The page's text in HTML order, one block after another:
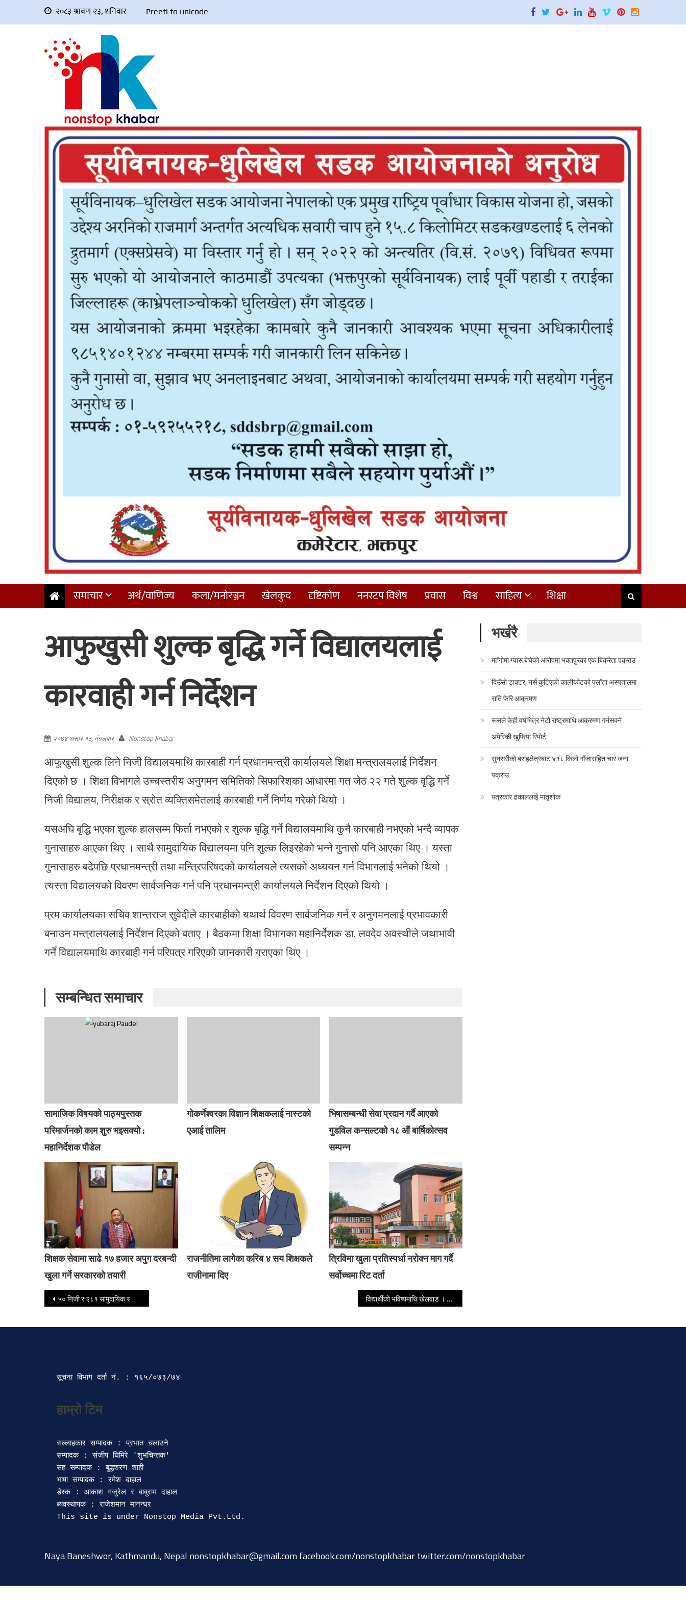
२०८३ श्रावण २३, शनिवार Preeti to unicode
समाचार अर्थ/वाणिज्य कला/मनोरञ्जन खेलकुद दृष्टिकोण ननस्टप विशेष प्रवास विश्व साहित्य शिक्षा
आफुखुसी शुल्क बृद्धि गर्ने विद्यालयलाई
कारवाही गर्न निर्देशन
२०७४ असार १३, मंगलवार Nonstop Khabar
आफूखुसी शुल्क लिने निजी विद्यालयमाथि कारबाही गर्न प्रधानमन्त्री कार्यालयले शिक्षा मन्त्रालयलाई निर्देशन
दिएको छ । शिक्षा विभागले उच्चस्तरीय अनुगमन समितिको सिफारिशका आधारमा गत जेठ २२ गते शुल्क वृद्धि गर्ने
निजी विद्यालय, निरीक्षक र स्रोत व्यक्तिसमेतलाई कारबाही गर्ने निर्णय गरेको थियो ।
यसअघि बृद्धि भएका शुल्क हालसम्म फिर्ता नभएको र शुल्क बृद्धि गर्ने विद्यालयमाथि कुनै कारबाही नभएको भन्दै व्यापक
गुनासाहरु आएका थिए । साथै सामुदायिक विद्यालयमा पनि शुल्क लिइरहेको भन्ने गुनासो पनि आएका थिए । यस्ता
गुनासाहरु बढेपछि प्रधानमन्त्री तथा मन्त्रिपरिषदको कार्यालयले त्यसको अध्ययन गर्न विभागलाई भनेको थियो ।
त्यस्ता विद्यालयको विवरण सार्वजनिक गर्न पनि प्रधानमन्त्री कार्यालयले निर्देशन दिएको थियो ।
प्रम कार्यालयका सचिव शान्तराज सुवेदीले कारबाहीको यथार्थ विवरण सार्वजनिक गर्न र अनुगमनलाई प्रभावकारी
बनाउन मन्त्रालयलाई निर्देशन दिएको बताए । बैठकमा शिक्षा विभागका महानिर्देशक डा. लवदेव अवस्थीले जथाभावी
गर्ने विद्यालयमाथि कारबाही गर्न परिपत्र गरिएको जानकारी गराएका थिए ।
सम्बन्धित समाचार
सामाजिक विषयको पाठ्यपुस्तक
परिमार्जनको काम शुरु भइसक्यो :
महानिर्देशक पौडेल
गोकर्णेश्वरका विज्ञान शिक्षकलाई नास्टको
एआई तालिम
भिषासम्बन्धी सेवा प्रदान गर्दै आएको
गुडविल कन्सल्टको १८ औं बार्षिकोत्सव
सम्पन्न
शिक्षक सेवामा साढे १७ हजार अपुग दरबन्दी
खुला गर्ने सरकारको तयारी
राजनीतिमा लागेका करिब ४ सय शिक्षकले
राजीनामा दिए
त्रिविमा खुला प्रतिस्पर्धा नरोक्न माग गर्दै
सर्वोच्चमा रिट दर्ता
Post navigation
५० निजी र २८१ सामुदायिक स्कूलको नतिजा शुन्य विद्यार्थीको भविष्यमाथि खेलवाड । परिषदका उपाध्यक्ष भ्रमणमै मस्त
भर्खरै
महँगोमा ग्यास बेचेको आरोपमा भक्तपुरका एक बिक्रेता पक्राउ
दिउँसो डाक्टर, नर्स कुटिएको कालीकोटको पलाँता अस्पतालमा
राति फेरि आक्रमण
रूसले केही वर्षभित्र नेटो राष्ट्रमाथि आक्रमण गर्नसक्ने
अमेरिकी खुफिया रिपोर्ट
सुनसरीको बराहक्षेत्रबाट ४१८ किलो गाँजासहित चार जना
पक्राउ
पत्रकार ढकाललाई मातृशोक
सूचना विभाग दर्ता‍ नं. : १६५/०७३/७४
हाम्रो टिम
सल्लाहकार सम्पादक : प्रभात चलाउने
सम्पादक : संजीप घिमिरे 'शुभचिन्तक'
सह सम्पादक : बुद्धशरण शाही
भाषा सम्पादक : रमेश दाहाल
डेस्क : आकाश गजुरेल र बाबुराम दाहाल
ब्यवस्थापक : राजेशमान मानन्धर
Naya Baneshwor, Kathmandu, Nepal nonstopkhabar@gmail.com facebook.com/nonstopkhabar twitter.com/nonstopkhabar